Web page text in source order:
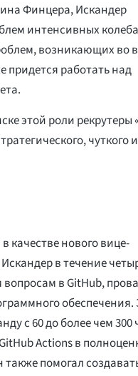
Финцера, Искандер
интенсивных
возникающих во
придется работать над
этой роли рекрутеры
чуткого и
качестве нового вице-
в течение
в GitHub,
обеспечения.
с 60 до более чем 300
Actions в
помогал